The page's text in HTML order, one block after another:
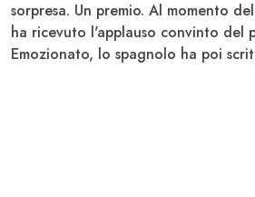
sorpresa. Un premio. Al momento
ha ricevuto l'applauso convinto del
Emozionato, lo spagnolo ha poi